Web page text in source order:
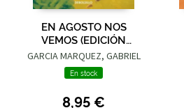
EN AGOSTO NOS
VEMOS (EDICIÓN
LIMITADA)
GARCIA MARQUEZ, GABRIEL
En stock
8,95 €